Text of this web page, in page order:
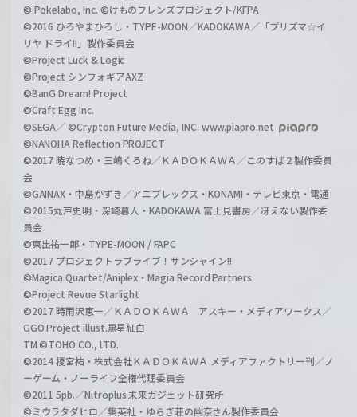
© Pokelabo, Inc. ©けものフレンズプロジェクト/KFPA
©2016 ひろやまひろし・TYPE-MOON／KADOKAWA／「プリズマ☆イ
リヤ ドライ!!」製作委員会
©Project Luck & Logic
©Project シンフォギアAXZ
©BanG Dream! Project
©Craft Egg Inc.
©SEGA／ ©Crypton Future Media, INC. www.piapro.net
©NANOHA Reflection PROJECT
©2017 暁なつめ・三嶋くろね／ＫＡＤＯＫＡＷＡ／このすば２製作委員
会
©GAINAX・中島かずき／アニプレックス・KONAMI・テレビ東京・電通
©2015丸戸史明・深崎暮人・KADOKAWA 富士見書房／冴えない製作委
員会
©東出祐一郎・TYPE-MOON / FAPC
©2017 プロジェクトラブライブ！サンシャイン!!
©Magica Quartet/Aniplex・Magia Record Partners
©Project Revue Starlight
©2017 時雨沢恵一／ＫＡＤＯＫＡＷＡ アスキー・メディアワークス／
GGO Project illust.黒星紅白
TM ©TOHO CO., LTD.
©2014 榎宮祐・株式会社ＫＡＤＯＫＡＷＡ メディアファクトリー刊／ノ
ーゲーム・ノーライフ全権代理委員会
©2011 5pb.／Nitroplus 未来ガジェット研究所
©ミウラタダヒロ／集英社・ゆらぎ荘の幽奈さん製作委員会